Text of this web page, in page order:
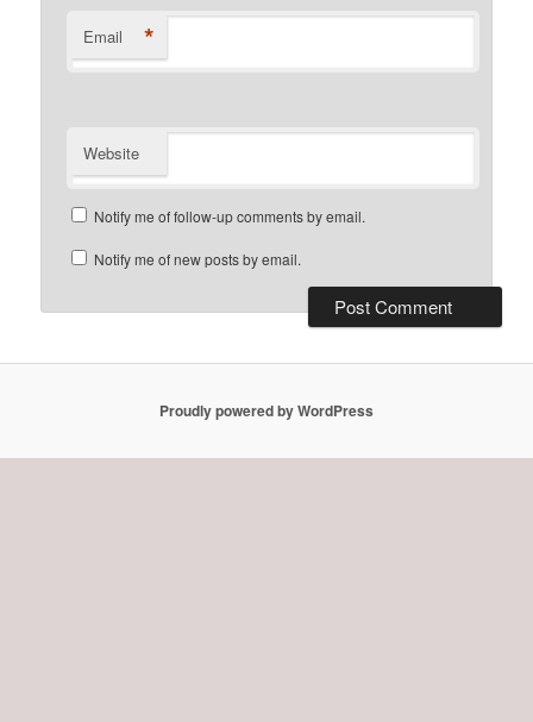
Email *
Website
Notify me of follow-up comments by email.
Notify me of new posts by email.
Proudly powered by WordPress